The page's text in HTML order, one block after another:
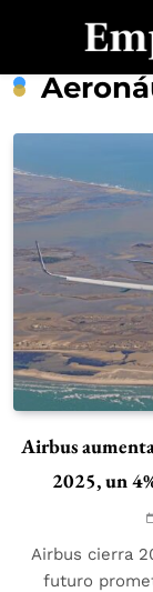
Airbus
2025, un
Airbus cierra
futuro